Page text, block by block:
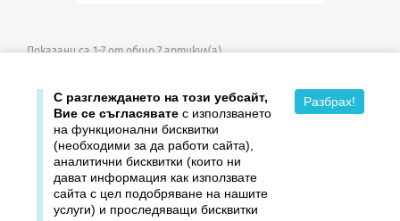
Показани са 1-7 от общо 7 артикул(а)
Върнете се в началото
Продукти
С разглеждането на този уебсайт,
Вие се съгласявате с използването
на функционални бисквитки
(необходими за да работи сайта),
аналитични бисквитки (които ни
дават информация как използвате
сайта с цел подобряване на нашите
услуги) и проследяващи бисквитки
Разбрах!